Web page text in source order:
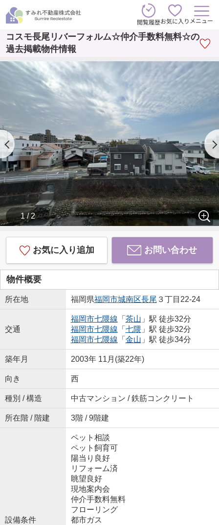
閲覧履歴お気に入り メニュー
コスモ長尾リバーフォルム☆仲介手数料無料☆の
過去掲載物件情報
1 / 2
お気に入り追加 お問い合わせ
物件概要
所在地 福岡県福岡市城南区長尾 ３丁目22-24
交通
福岡市七隈線 「 茶山 」駅 徒歩32分
福岡市七隈線 「 七隈」駅 徒歩32分
福岡市七隈線 「 金山 」駅 徒歩34分
築年月 2003年 11月(築22年)
向き 西
種別 / 構造 中古マンション / 鉄筋コンクリート
所在階 / 階建 3階 / 9階建
設備条件
ペット相談
ペット飼育可
陽当り良好
リフォーム済
眺望良好
現地案内会
仲介手数料無料
フローリング
都市ガス